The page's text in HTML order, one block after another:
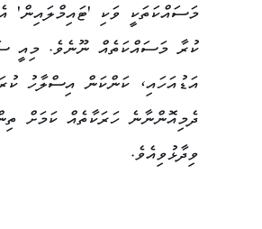
މަސައްކަތަކީ ވަކި 'ޓައިމްލައިން'
ކުރާ މަސައްކަތެއް ނޫނެވެ. މިއީ
އަޑުއަހައި، ކަންކަން އިސްލާހު
ދެމިއޮންނާނެ ހަރަކާތެއް ކަމަށް
ވިދާޅުވިއެވެ.